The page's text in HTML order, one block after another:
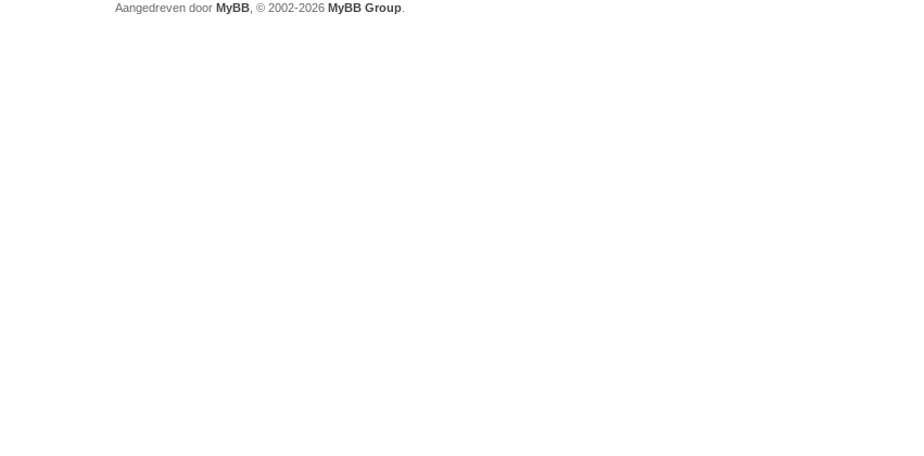
Aangedreven door MyBB, © 2002-2026 MyBB Group.